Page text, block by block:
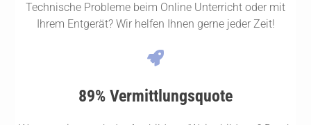
Technische Probleme beim Online Unterricht oder mit
Ihrem Entgerät? Wir helfen Ihnen gerne jeder Zeit!
89% Vermittlungsquote​